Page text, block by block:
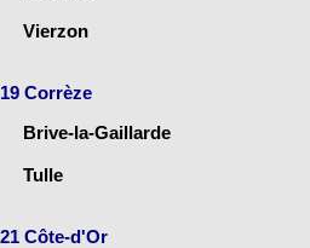
Vierzon
19 Corrèze
Brive-la-Gaillarde
Tulle
21 Côte-d'Or